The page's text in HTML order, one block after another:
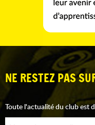
NE RESTEZ PAS
Toute l'actualité du club est